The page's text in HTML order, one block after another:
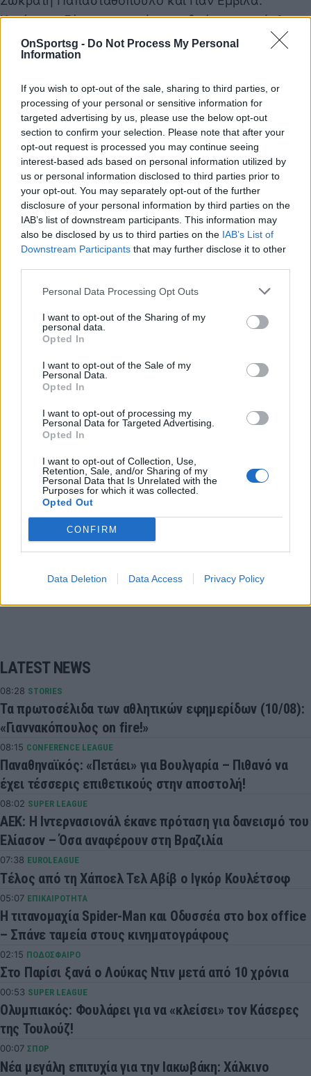
OnSportsg - Do Not Process My Personal
Information
If you wish to opt-out of the sale, sharing to third parties, or
processing of your personal or sensitive information for
targeted advertising by us, please use the below opt-out
section to confirm your selection. Please note that after your
opt-out request is processed you may continue seeing
interest-based ads based on personal information utilized by
us or personal information disclosed to third parties prior to
your opt-out. You may separately opt-out of the further
disclosure of your personal information by third parties on the
IAB’s list of downstream participants. This information may
also be disclosed by us to third parties on the IAB’s List of
Downstream Participants that may further disclose it to other
Personal Data Processing Opt Outs
I want to opt-out of the Sharing of my
personal data.
Opted In
I want to opt-out of the Sale of my
Personal Data.
Opted In
I want to opt-out of processing my
Personal Data for Targeted Advertising.
Opted In
I want to opt-out of Collection, Use,
Retention, Sale, and/or Sharing of my
Personal Data that Is Unrelated with the
Purposes for which it was collected.
Opted Out
CONFIRM
Data Deletion Data Access Privacy Policy
Κατά τη συζήτηση των πέντε ανδρών, μεταφέρθηκε
στο μήνυμα της διοίκησης, που δεν ήταν άλλο για
τη νίκη στο ντέρμπι με την ΑΕΚ. «Πάμε δυνατά με
τους αρχηγούς του
Ολυμπιακού.
READ MORE
Ολυμπιακός: «Κίνδυνος» για Χάμες | Σκάει
πρόταση εκατομμυρίων στον Κολομβιανό
AEK - Ολυμπιακός: Έτοιμος ο Χάμες
Ροντρίγκες για το ντέρμπι, νοκ άουτ ο Εμβιλά
Παιχνίδι από παντού στη Novibet με το
ΑΕΚ - ΟΛΥΜΠΙΑΚΟΣ Βρέντζος Ιωάννης
Παπασταθόπουλος Σωκράτης
COMMENTS
Συνδεθείτε για να σχολιάσετε
LATEST NEWS
08:28 STORIES
Τα πρωτοσέλιδα των αθλητικών εφημερίδων (10/08):
«Γιαννακόπουλος on fire!»
08:15 CONFERENCE LEAGUE
Παναθηναϊκός: «Πετάει» για Βουλγαρία – Πιθανό να
έχει τέσσερις επιθετικούς στην αποστολή!
08:02 SUPER LEAGUE
ΑΕΚ: Η Ιντερνασιονάλ έκανε πρόταση για δανεισμό του
Ελίασον – Όσα αναφέρουν στη Βραζιλία
07:38 EUROLEAGUE
Τέλος από τη Χάποελ Τελ Αβίβ ο Ιγκόρ Κουλέτσοφ
05:07 ΕΠΙΚΑΙΡΟΤΗΤΑ
Η τιτανομαχία Spider-Man και Οδυσσέα στο box office
– Σπάνε ταμεία στους κινηματογράφους
02:15 ΠΟΔΟΣΦΑΙΡΟ
Στο Παρίσι ξανά ο Λούκας Ντιν μετά από 10 χρόνια
00:53 SUPER LEAGUE
Ολυμπιακός: Φουλάρει για να «κλείσει» τον Κάσερες
της Τουλούζ!
00:07 ΣΠΟΡ
Νέα μεγάλη επιτυχία για την Ιακωβάκη: Χάλκινο